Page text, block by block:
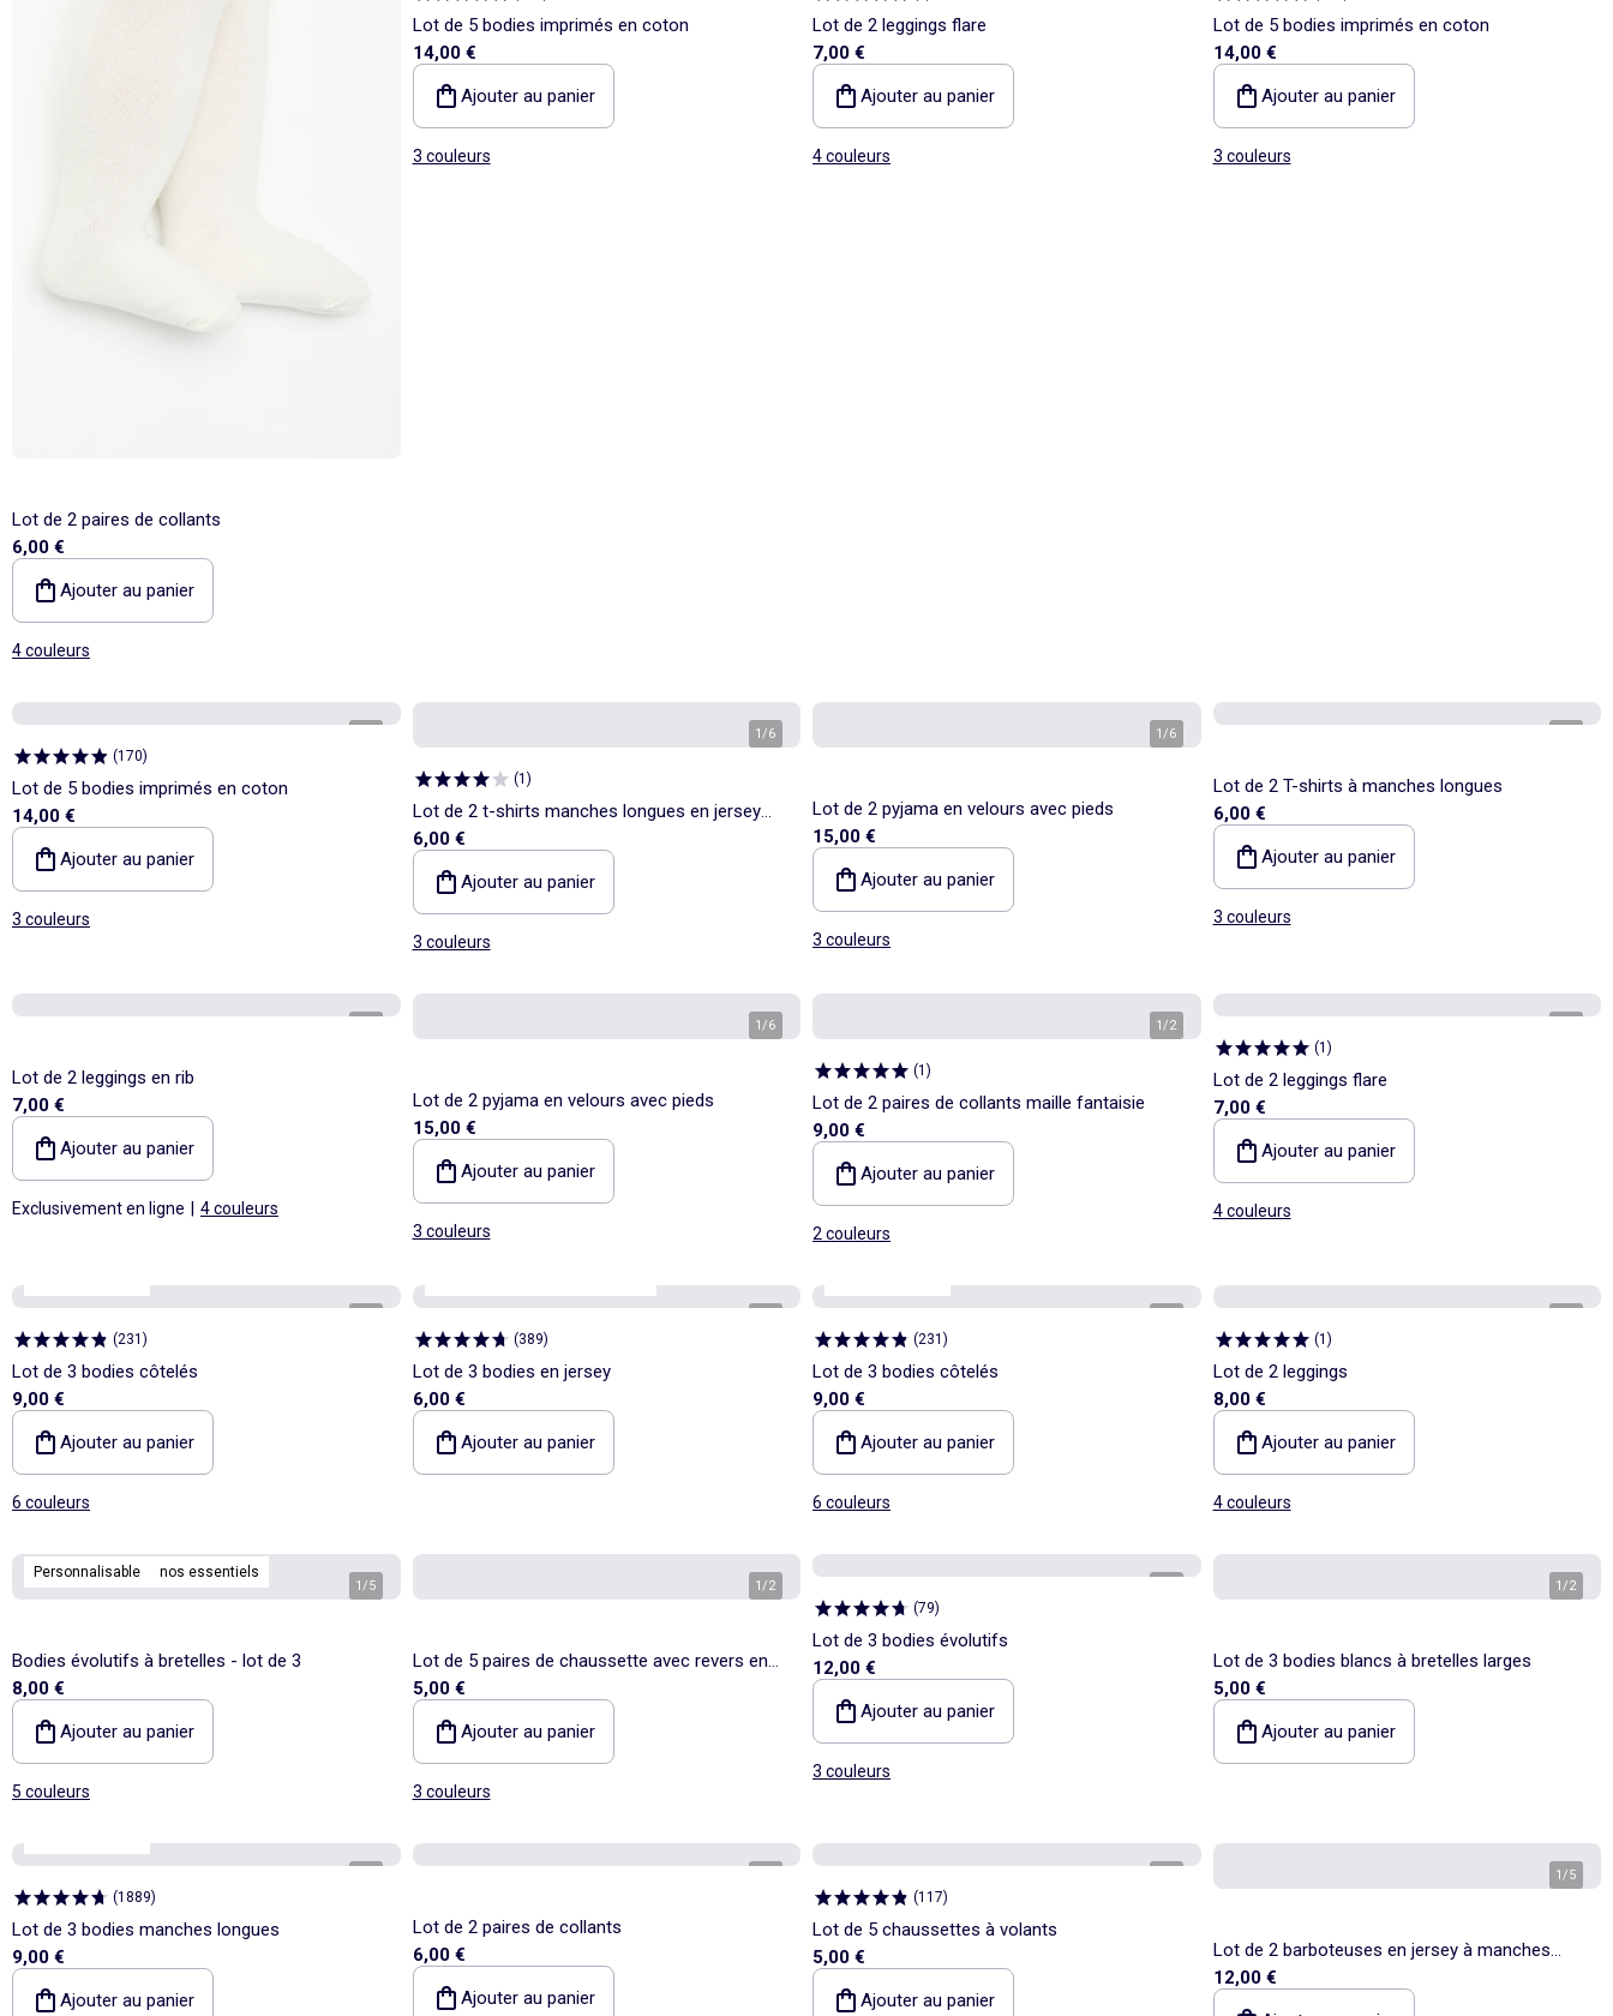
Lot de 2 paires de collants
6,00 €
Ajouter au panier
4 couleurs
Lot de 5 bodies imprimés en coton
14,00 €
Ajouter au panier
3 couleurs
Lot de 2 leggings flare
7,00 €
Ajouter au panier
4 couleurs
Lot de 5 bodies imprimés en coton
14,00 €
Ajouter au panier
3 couleurs
(170)
Lot de 5 bodies imprimés en coton
14,00 €
Ajouter au panier
3 couleurs
1/6
(1 )
Lot de 2 t-shirts manches longues en jersey
coton
6,00 €
Ajouter au panier
3 couleurs
1/6
Lot de 2 pyjama en velours avec pieds
15,00 €
Ajouter au panier
3 couleurs
Lot de 2 T-shirts à manches longues
6,00 €
Ajouter au panier
3 couleurs
Lot de 2 leggings en rib
7,00 €
Ajouter au panier
Exclusivement en ligne 4 couleurs
1/6
Lot de 2 pyjama en velours avec pieds
15,00 €
Ajouter au panier
3 couleurs
1/2
(1 )
Lot de 2 paires de collants maille fantaisie
9,00 €
Ajouter au panier
2 couleurs
(1 )
Lot de 2 leggings flare
7,00 €
Ajouter au panier
4 couleurs
(231 )
Lot de 3 bodies côtelés
9,00 €
Ajouter au panier
6 couleurs
(389)
Lot de 3 bodies en jersey
6,00 €
Ajouter au panier
(231 )
Lot de 3 bodies côtelés
9,00 €
Ajouter au panier
6 couleurs
(1 )
Lot de 2 leggings
8,00 €
Ajouter au panier
4 couleurs
Personnalisable nos essentiels
1/5
Bodies évolutifs à bretelles - lot de 3
8,00 €
Ajouter au panier
5 couleurs
1/2
Lot de 5 paires de chaussette avec revers en
coton
5,00 €
Ajouter au panier
3 couleurs
(79)
Lot de 3 bodies évolutifs
12,00 €
Ajouter au panier
3 couleurs
1/2
Lot de 3 bodies blancs à bretelles larges
5,00 €
Ajouter au panier
(1889)
Lot de 3 bodies manches longues
9,00 €
Ajouter au panier
Lot de 2 paires de collants
6,00 €
Ajouter au panier
(117)
Lot de 5 chaussettes à volants
5,00 €
Ajouter au panier
1/5
Lot de 2 barboteuses en jersey à manches
courtes
12,00 €